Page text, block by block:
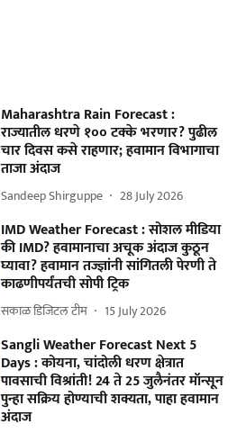
Maharashtra Rain Forecast :
राज्यातील धरणे १०० टक्के भरणार? पुढील
चार दिवस कसे राहणार; हवामान विभागाचा
ताजा अंदाज
Sandeep Shirguppe 28 July 2026
IMD Weather Forecast : सोशल मीडिया
की IMD? हवामानाचा अचूक अंदाज कुठून
घ्यावा? हवामान तज्ज्ञांनी सांगितली पेरणी ते
काढणीपर्यंतची सोपी ट्रिक
सकाळ डिजिटल टीम 15 July 2026
Sangli Weather Forecast Next 5
Days : कोयना, चांदोली धरण क्षेत्रात
पावसाची विश्रांती! 24 ते 25 जुलैनंतर मॉन्सून
पुन्हा सक्रिय होण्याची शक्यता, पाहा हवामान
अंदाज